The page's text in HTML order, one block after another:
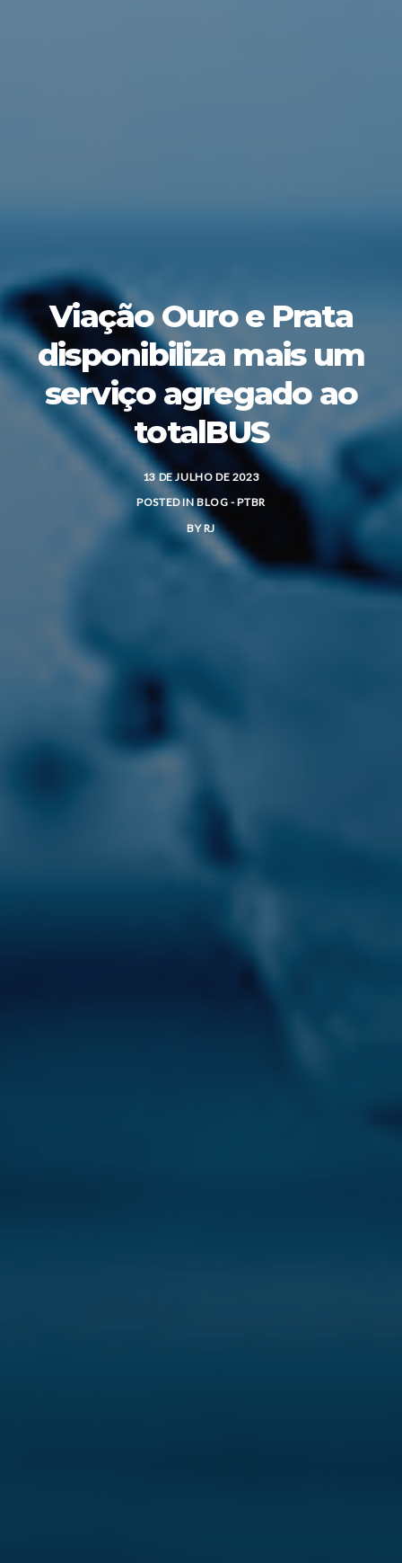
Viação Ouro e Prata
disponibiliza mais um
serviço agregado ao
totalBUS
13 DE JULHO DE 2023
POSTED INBLOG - PTBR
BYRJ